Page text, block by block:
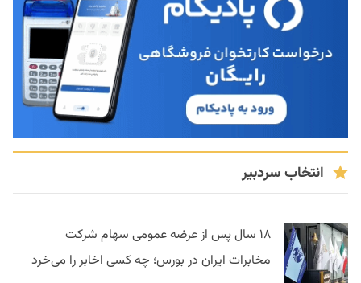
انتخاب سردبیر
۱۸ سال پس از عرضه عمومی سهام شرکت
مخابرات ایران در بورس؛ چه کسی اخابر را می‌خرد